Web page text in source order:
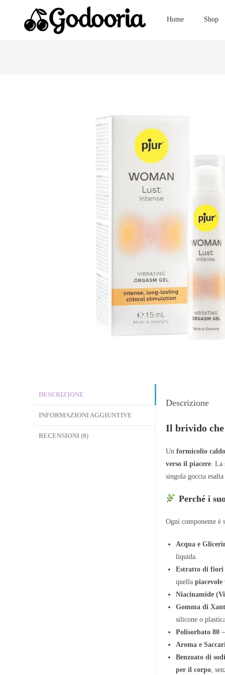
Home Shop
DESCRIZIONE
INFORMAZIONI AGGIUNTIVE
RECENSIONI (0)
Descrizione
Il brivido che
Unformicolio
verso il piacere. La
singola goccia
Perché i
Ogni componente è
Acqua e
liquida.
Estratto di
quella
Niacinamide
Gomma di
silicone o
Polisorbato 80
Aroma e
Benzoato di
per il corpo,